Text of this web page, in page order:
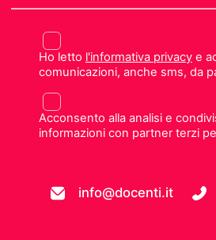
Ho letto l'informativa privacye
comunicazioni, anche sms, da
Acconsento alla analisi e
informazioni con partner terzi
info@docenti.it